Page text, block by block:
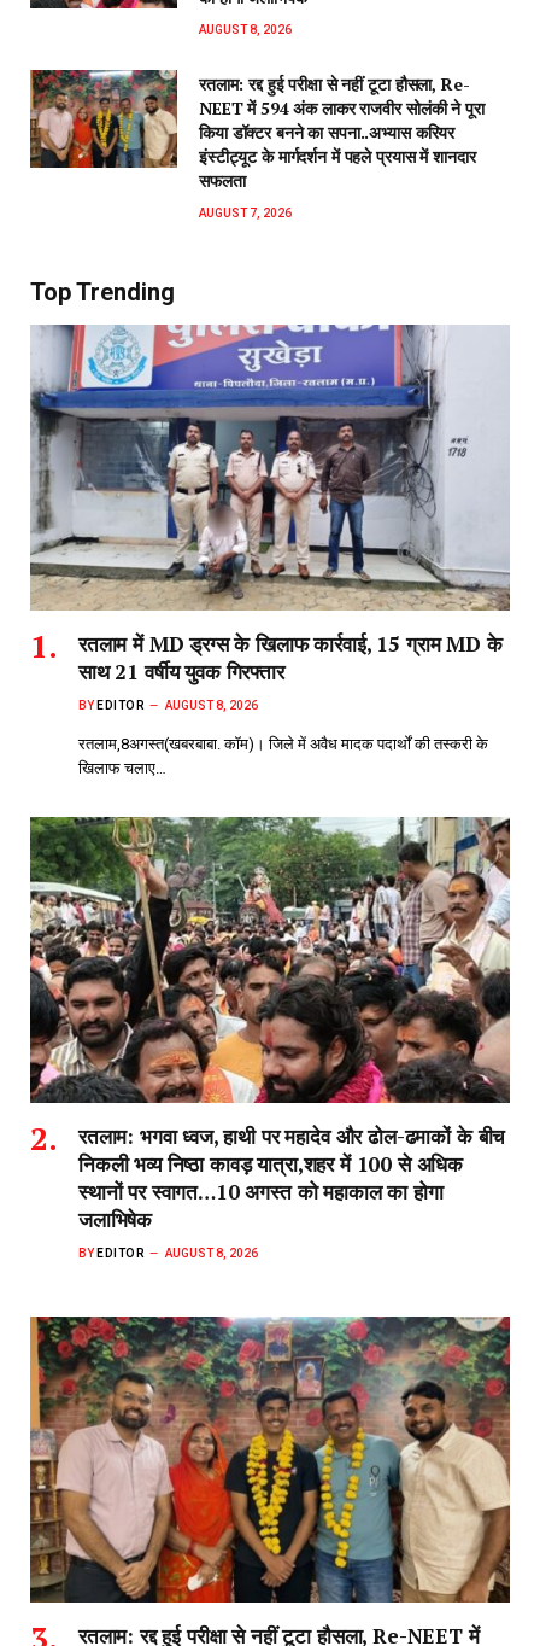
रतलाम में MD ड्रग्स के खिलाफ कार्रवाई, 15 ग्राम MD के
साथ 21 वर्षीय युवक गिरफ्तार
BY EDITOR AUGUST 8, 2026
रतलाम,8अगस्त(खबरबाबा. कॉम)। जिले में अवैध मादक पदार्थों की तस्करी के
खिलाफ चलाए…
रतलाम: भगवा ध्वज, हाथी पर महादेव और ढोल-ढमाकों के बीच
स्थानों पर स्वागत…10 अगस्त को महाकाल का होगा
जलाभिषेक
BYEDITOR AUGUST 8, 2026
का सपना..अभ्यास करियर इंस्टीट्यूट के मार्गदर्शन में पहले
प्रयास में शानदार सफलता
BY EDITOR AUGUST 7, 2026
रतलाम, 7 अगस्त (खबरबाबा.कॉम)।कहते हैं कि सफलता उन्हीं के कदम चूमती
banner